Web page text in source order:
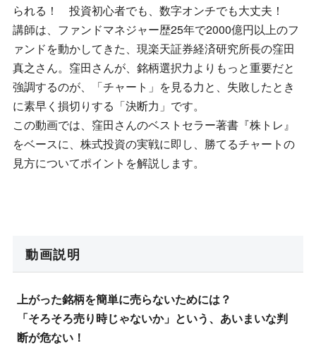
られる！ 投資初心者でも、数字オンチでも大丈夫！
講師は、ファンドマネジャー歴25年で2000億円以上のフ
ァンドを動かしてきた、現楽天証券経済研究所長の窪田
真之さん。窪田さんが、銘柄選択力よりもっと重要だと
強調するのが、「チャート」を見る力と、失敗したとき
に素早く損切りする「決断力」です。
この動画では、窪田さんのベストセラー著書『株トレ』
をベースに、株式投資の実戦に即し、勝てるチャートの
見方についてポイントを解説します。
動画説明
上がった銘柄を簡単に売らないためには？
「そろそろ売り時じゃないか」という、あいまいな判
断が危ない！